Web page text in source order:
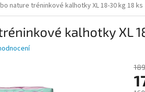
nature tréninkové kalhotky XL 18-30 kg 18 ks
kalhotky XL